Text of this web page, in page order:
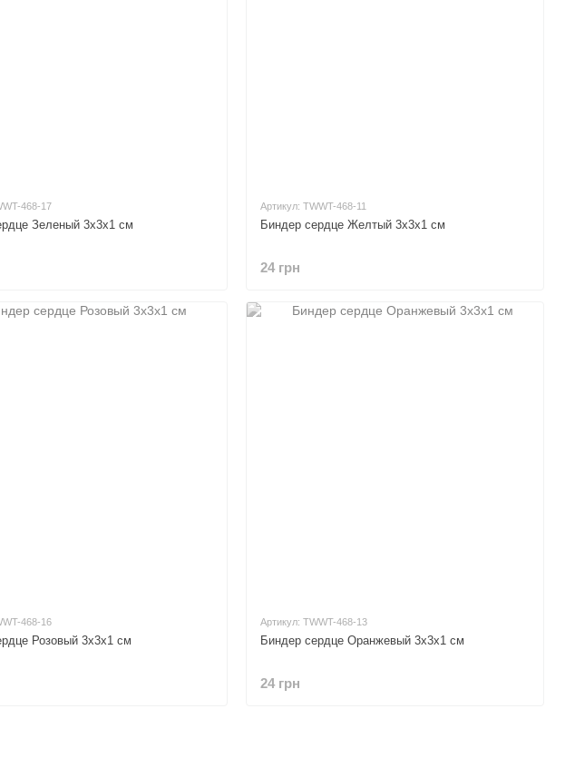
468-17
Зеленый 3х3х1 см
Артикул: TWWT-468-11
Биндер сердце Желтый 3х3х1 см
24 грн
468-16
Розовый 3х3х1 см
Артикул: TWWT-468-13
Биндер сердце Оранжевый 3х3х1 см
24 грн